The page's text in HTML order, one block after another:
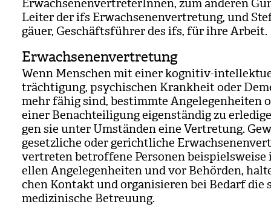
Erwach­se­nen­ver­tre­te­rIn­nen, zum ande­ren
Lei­ter der ifs Erwach­se­nen­ver­tre­tung, und
gäuer, Geschäfts­füh­rer des ifs, für ihre Arbeit.
Erwachsenenvertretung
Wenn Men­schen mit einer kogni­tiv-
träch­ti­gung, psy­chi­schen Krank­heit oder
mehr fähig sind, bestimmte Ange­le­gen­hei­ten
einer Benach­tei­li­gung eigen­stän­dig zu
gen sie unter Umstän­den eine Ver­tre­tung.
gesetz­li­che oder gericht­li­che
ver­tre­ten betrof­fene Per­so­nen
el­len Ange­le­gen­hei­ten und vor Behör­den,
chen Kon­takt und orga­ni­sie­ren bei Bedarf die
medi­zi­ni­sche Betreu­ung.